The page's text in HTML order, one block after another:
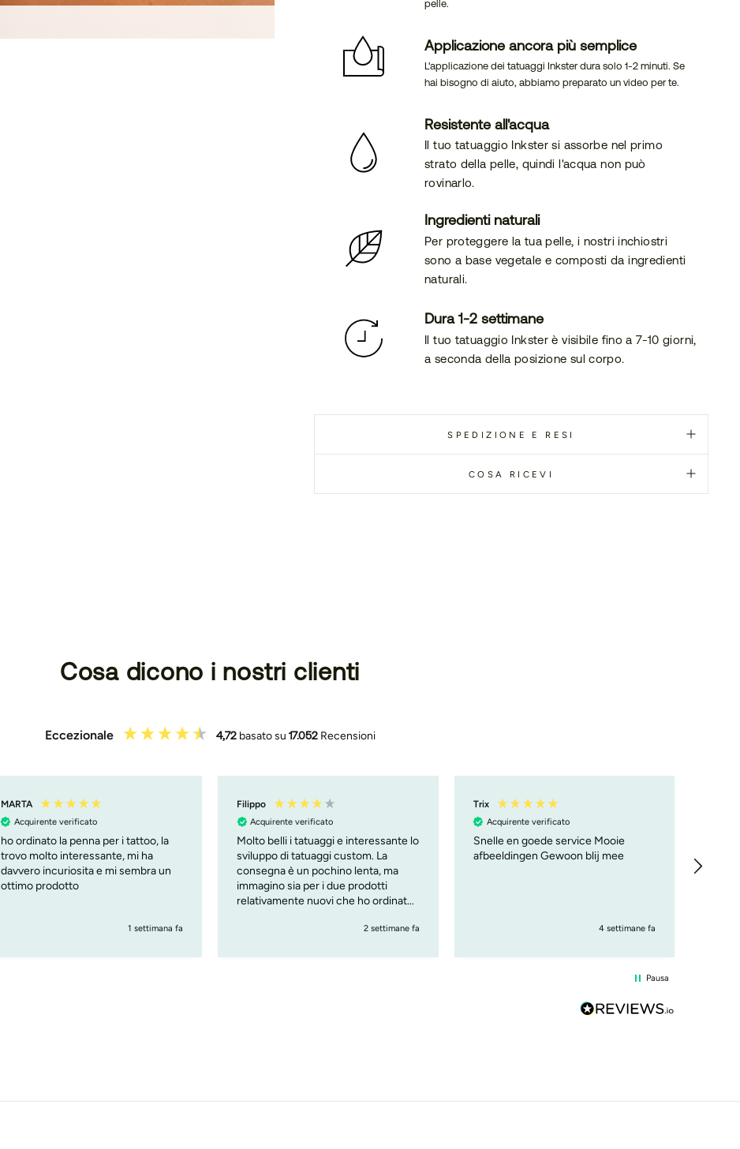
pelle.
Applicazione ancora più semplice
L'applicazione dei tatuaggi Inkster dura solo 1-2 minuti. Se
hai bisogno di aiuto, abbiamo preparato un video per te.
Resistente all'acqua
Il tuo tatuaggio Inkster si assorbe nel primo
strato della pelle, quindi l'acqua non può
rovinarlo.
Ingredienti naturali
Per proteggere la tua pelle, i nostri inchiostri
sono a base vegetale e composti da ingredienti
naturali.
Dura 1-2 settimane
Il tuo tatuaggio Inkster è visibile fino a 7-10 giorni,
a seconda della posizione sul corpo.
SPEDIZIONE E RESI
COSA RICEVI
Cosa dicono i nostri clienti
Eccezionale 4,72 basato su 17.052 Recensioni
MARTA
Acquirente verificato
ho ordinato la penna per i tattoo, la
trovo molto interessante, mi ha
davvero incuriosita e mi sembra un
ottimo prodotto
1 settimana fa
Filippo
Acquirente verificato
Molto belli i tatuaggi e interessante lo
sviluppo di tatuaggi custom. La
consegna è un pochino lenta, ma
immagino sia per i due prodotti
relativamente nuovi che ho ordinato
2 settimane fa
Trix
Acquirente verificato
Snelle en goede service Mooie
afbeeldingen Gewoon blij mee
4 settimane fa
Pausa